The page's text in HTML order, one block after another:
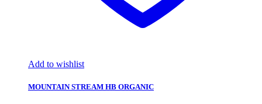
Add to wishlist
MOUNTAIN STREAM HB ORGANIC